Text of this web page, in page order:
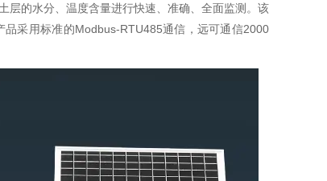
层的水分、温度含量进行快速、准确、全面监测。该
采用标准的Modbus-RTU485通信，远可通信2000